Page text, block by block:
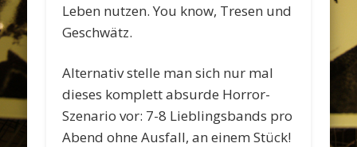
Leben nutzen. You know, Tresen und
Geschwätz.
Alternativ stelle man sich nur mal
dieses komplett absurde Horror-
Szenario vor: 7-8 Lieblingsbands pro
Abend ohne Ausfall, an einem Stück!